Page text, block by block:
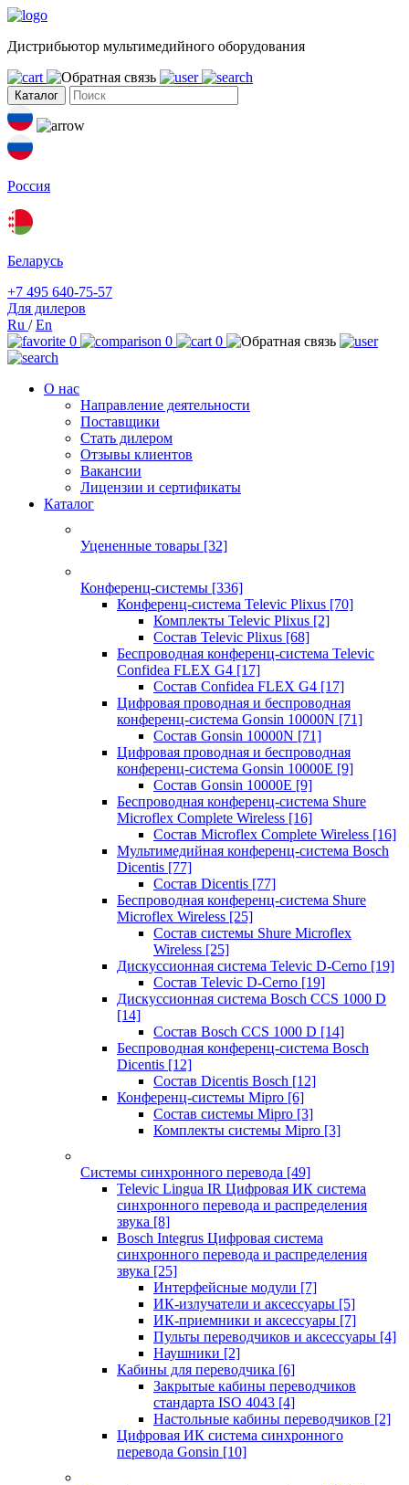
Дистрибьютор мультимедийного оборудования
Каталог
Россия
Беларусь
+7 495 640-75-57
Для дилеров
Ru /En
0
0 0
О нас
Направление деятельности
Поставщики
Стать дилером
Отзывы клиентов
Вакансии
Лицензии и сертификаты
Каталог
Уцененные товары [32]
Конференц-системы [336]
Конференц-система Televic Plixus [70]
Комплекты Televic Plixus [2]
Состав Televic Plixus [68]
Беспроводная конференц-система Televic
Confidea FLEX G4 [17]
Состав Confidea FLEX G4 [17]
Цифровая проводная и беспроводная
конференц-система Gonsin 10000N [71]
Состав Gonsin 10000N [71]
Цифровая проводная и беспроводная
конференц-система Gonsin 10000E [9]
Состав Gonsin 10000E [9]
Беспроводная конференц-система Shure
Microflex Complete Wireless [16]
Состав Microflex Complete Wireless [16]
Мультимедийная конференц-система Bosch
Dicentis [77]
Состав Dicentis [77]
Беспроводная конференц-система Shure
Microflex Wireless [25]
Состав системы Shure Microflex
Wireless [25]
Дискуссионная система Televic D-Cerno [19]
Состав Televic D-Cerno [19]
Дискуссионная система Bosch CCS 1000 D
[14]
Состав Bosch CCS 1000 D [14]
Беспроводная конференц-система Bosch
Dicentis [12]
Состав Dicentis Bosch [12]
Конференц-системы Mipro [6]
Состав системы Mipro [3]
Комплекты системы Mipro [3]
Системы синхронного перевода [49]
Televic Lingua IR Цифровая ИК система
синхронного перевода и распределения
звука [8]
Bosch Integrus Цифровая система
синхронного перевода и распределения
звука [25]
Интерфейсные модули [7]
ИК-излучатели и аксессуары [5]
ИК-приемники и аксессуары [7]
Пульты переводчиков и аксессуары [4]
Наушники [2]
Кабины для переводчика [6]
Закрытые кабины переводчиков
стандарта ISO 4043 [4]
Настольные кабины переводчиков [2]
Цифровая ИК система синхронного
перевода Gonsin [10]